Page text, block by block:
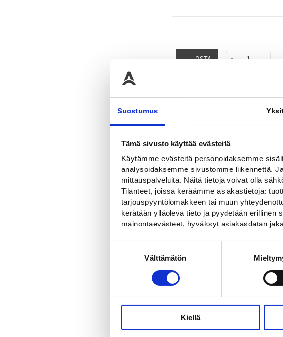
Suostumus
Tämä sivusto käyttää evästeitä
Käytämme evästeitä personoidaksemme
analysoidaksemme sivustomme liikennettä.
mittauspalveluita. Näitä tietoja voivat olla
Tilanteet, joissa keräämme asiakastietoja:
tarjouspyyntölomakkeen tai muun
kerätään ylläoleva tieto ja pyydetään
mainontaevästeet, hyväksyt asiakasdatan
Välttämätön
Kiellä
OSTA - +
OSTA -